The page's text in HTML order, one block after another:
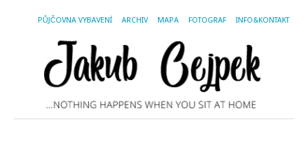
PŮJČOVNA VYBAVENÍ ARCHIV MAPA FOTOGRAF INFO&KONTAKT